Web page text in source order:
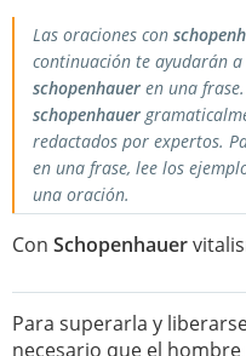
Las oraciones con
continuación te ayudarán
schopenhauer en una
schopenhauer
redactados por expertos.
en una frase, lee los
una oración.
Con Schopenhauer
Para superarla y
necesario que el